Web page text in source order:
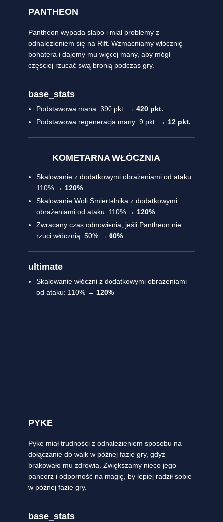
PANTHEON
Pantheon wypada słabo i miał problemy z
odnalezieniem się na Rift. Wzmacniamy włócznię
bohatera i dajemy mu więcej many, aby mógł
częściej rzucać swą bronią podczas gry.
base_stats
Podstawowa mana: 390 pkt. → 420 pkt.
Podstawowa regeneracja many: 9 pkt. → 12 pkt.
KOMETARNA WŁÓCZNIA
Skalowanie z dodatkowymi obrażeniami od ataku:
110% → 120%
Skalowanie Woli Śmiertelnika z dodatkowymi
obrażeniami od ataku: 110% → 120%
Zwracany czas odnowienia, jeśli Pantheon nie
rzuci włócznią: 50% → 60%
ultimate
Skalowanie włóczni z dodatkowymi obrażeniami
od ataku: 110% → 120%
PYKE
Pyke miał trudności z odnalezieniem sposobu na
dołączanie do walk w późnej fazie gry, gdyż
brakowało mu zdrowia. Zwiększamy nieco jego
pancerz i odporność na magię, by lepiej radził sobie
w późnej fazie gry.
base_stats